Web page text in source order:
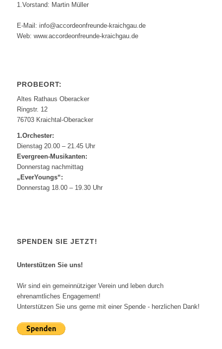
1.Vorstand: Martin Müller
E-Mail: info@accordeonfreunde-kraichgau.de
Web: www.accordeonfreunde-kraichgau.de
PROBEORT:
Altes Rathaus Oberacker
Ringstr. 12
76703 Kraichtal-Oberacker
1.Orchester:
Dienstag 20.00 – 21.45 Uhr
Evergreen-Musikanten:
Donnerstag nachmittag
„EverYoungs“:
Donnerstag 18.00 – 19.30 Uhr
SPENDEN SIE JETZT!
Unterstützen Sie uns!
Wir sind ein gemeinnütziger Verein und leben durch
ehrenamtliches Engagement!
Unterstützen Sie uns gerne mit einer Spende - herzlichen Dank!